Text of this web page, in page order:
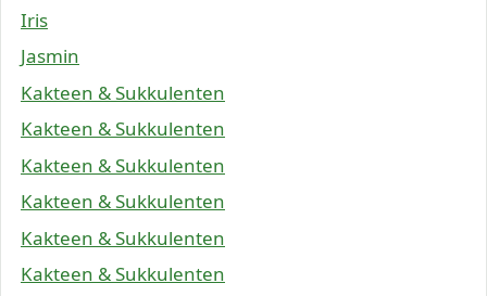
Iris
Jasmin
Kakteen & Sukkulenten
Kakteen & Sukkulenten
Kakteen & Sukkulenten
Kakteen & Sukkulenten
Kakteen & Sukkulenten
Kakteen & Sukkulenten